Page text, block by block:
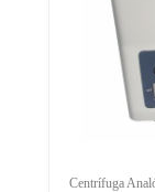
Centrífuga